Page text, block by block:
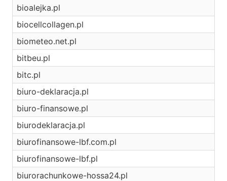
bioalejka.pl
biocellcollagen.pl
biometeo.net.pl
bitbeu.pl
bitc.pl
biuro-deklaracja.pl
biuro-finansowe.pl
biurodeklaracja.pl
biurofinansowe-lbf.com.pl
biurofinansowe-lbf.pl
biurorachunkowe-hossa24.pl